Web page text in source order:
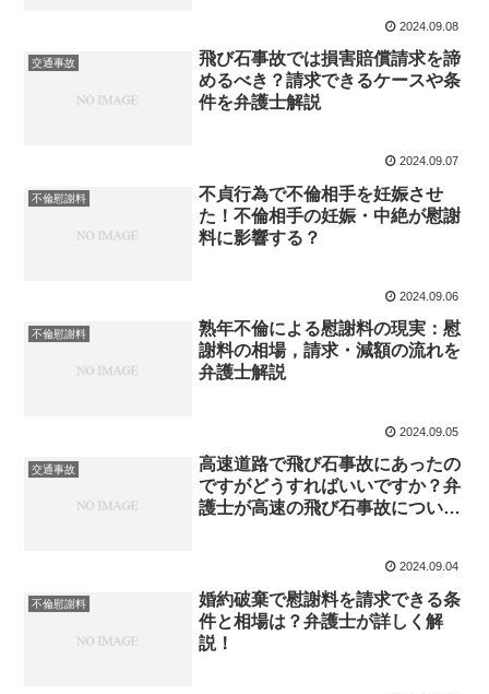
2024.09.08
交通事故
飛び石事故では損害賠償請求を諦
めるべき？請求できるケースや条
件を弁護士解説
2024.09.07
不倫慰謝料
不貞行為で不倫相手を妊娠させ
た！不倫相手の妊娠・中絶が慰謝
料に影響する？
2024.09.06
不倫慰謝料
熟年不倫による慰謝料の現実：慰
謝料の相場，請求・減額の流れを
弁護士解説
2024.09.05
交通事故
高速道路で飛び石事故にあったの
ですがどうすればいいですか？弁
護士が高速の飛び石事故について
2024.09.04
不倫慰謝料
婚約破棄で慰謝料を請求できる条
件と相場は？弁護士が詳しく解
説！